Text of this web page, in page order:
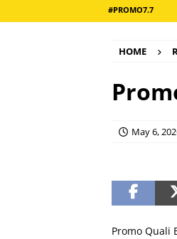
#PROMO7.7
HOME
May 6,
Promo Quali